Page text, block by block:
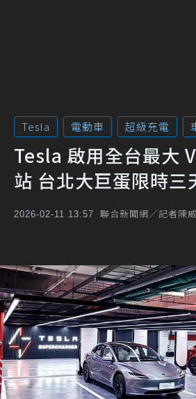
Tesla 電動車 超級充電
Tesla 啟用全台最大
站 台北大巨蛋限時三
2026-02-11 13:57 聯合新聞網／記者陳